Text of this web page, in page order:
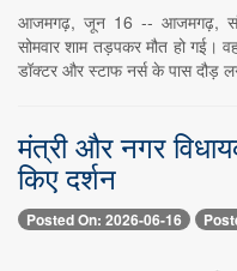
आजमगढ़, जून 16 -- आजमगढ़,
सोमवार शाम तड़पकर मौत हो गई।
डॉक्टर और स्टाफ नर्स के पास दौड़
मंत्री और नगर
किए दर्शन
Posted On: 2026-06-16